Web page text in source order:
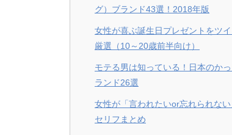
グ）ブランド43選！2018年版
女性が喜ぶ誕生日プレゼントをツ
厳選（10～20歳前半向け）
モテる男は知っている！日本のか
ランド26選
女性が「言われたいor忘れられな
セリフまとめ